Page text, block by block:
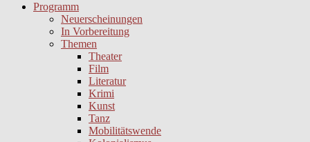
Programm
Neuerscheinungen
In Vorbereitung
Themen
Theater
Film
Literatur
Krimi
Kunst
Tanz
Mobilitätswende